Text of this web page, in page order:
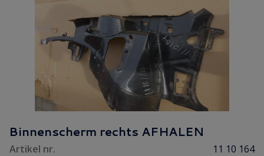
Binnenscherm rechts AFHALEN
Artikel nr.
11 10 164